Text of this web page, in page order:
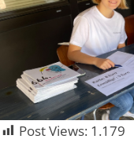
Post Views: 1.179